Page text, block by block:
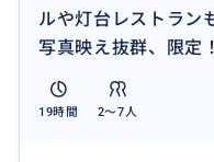
道中は、先住民ガイド
介します。例えば、地
意味、ネナボゾー（
然と共に生きてきた人
ルや灯台レストラン
写真映え抜群、限定！
19時間 2〜7人